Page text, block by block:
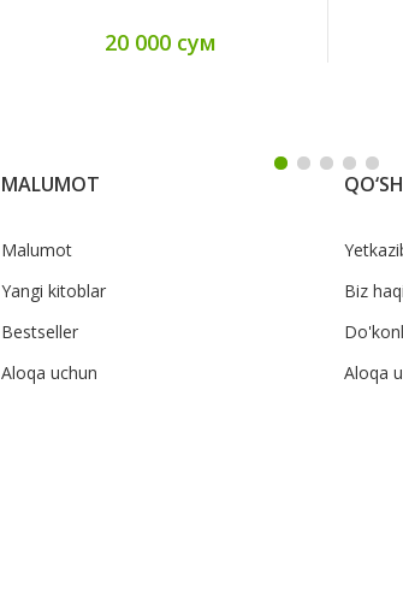
20 000 сум
MALUMOT
Malumot
Yangi kitoblar
Bestseller
Aloqa uchun
Biz
Aloqa